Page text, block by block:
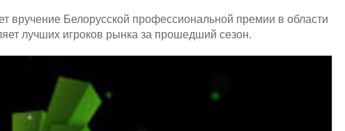
вручение Белорусской профессиональной премии в области
лучших игроков рынка за прошедший сезон.